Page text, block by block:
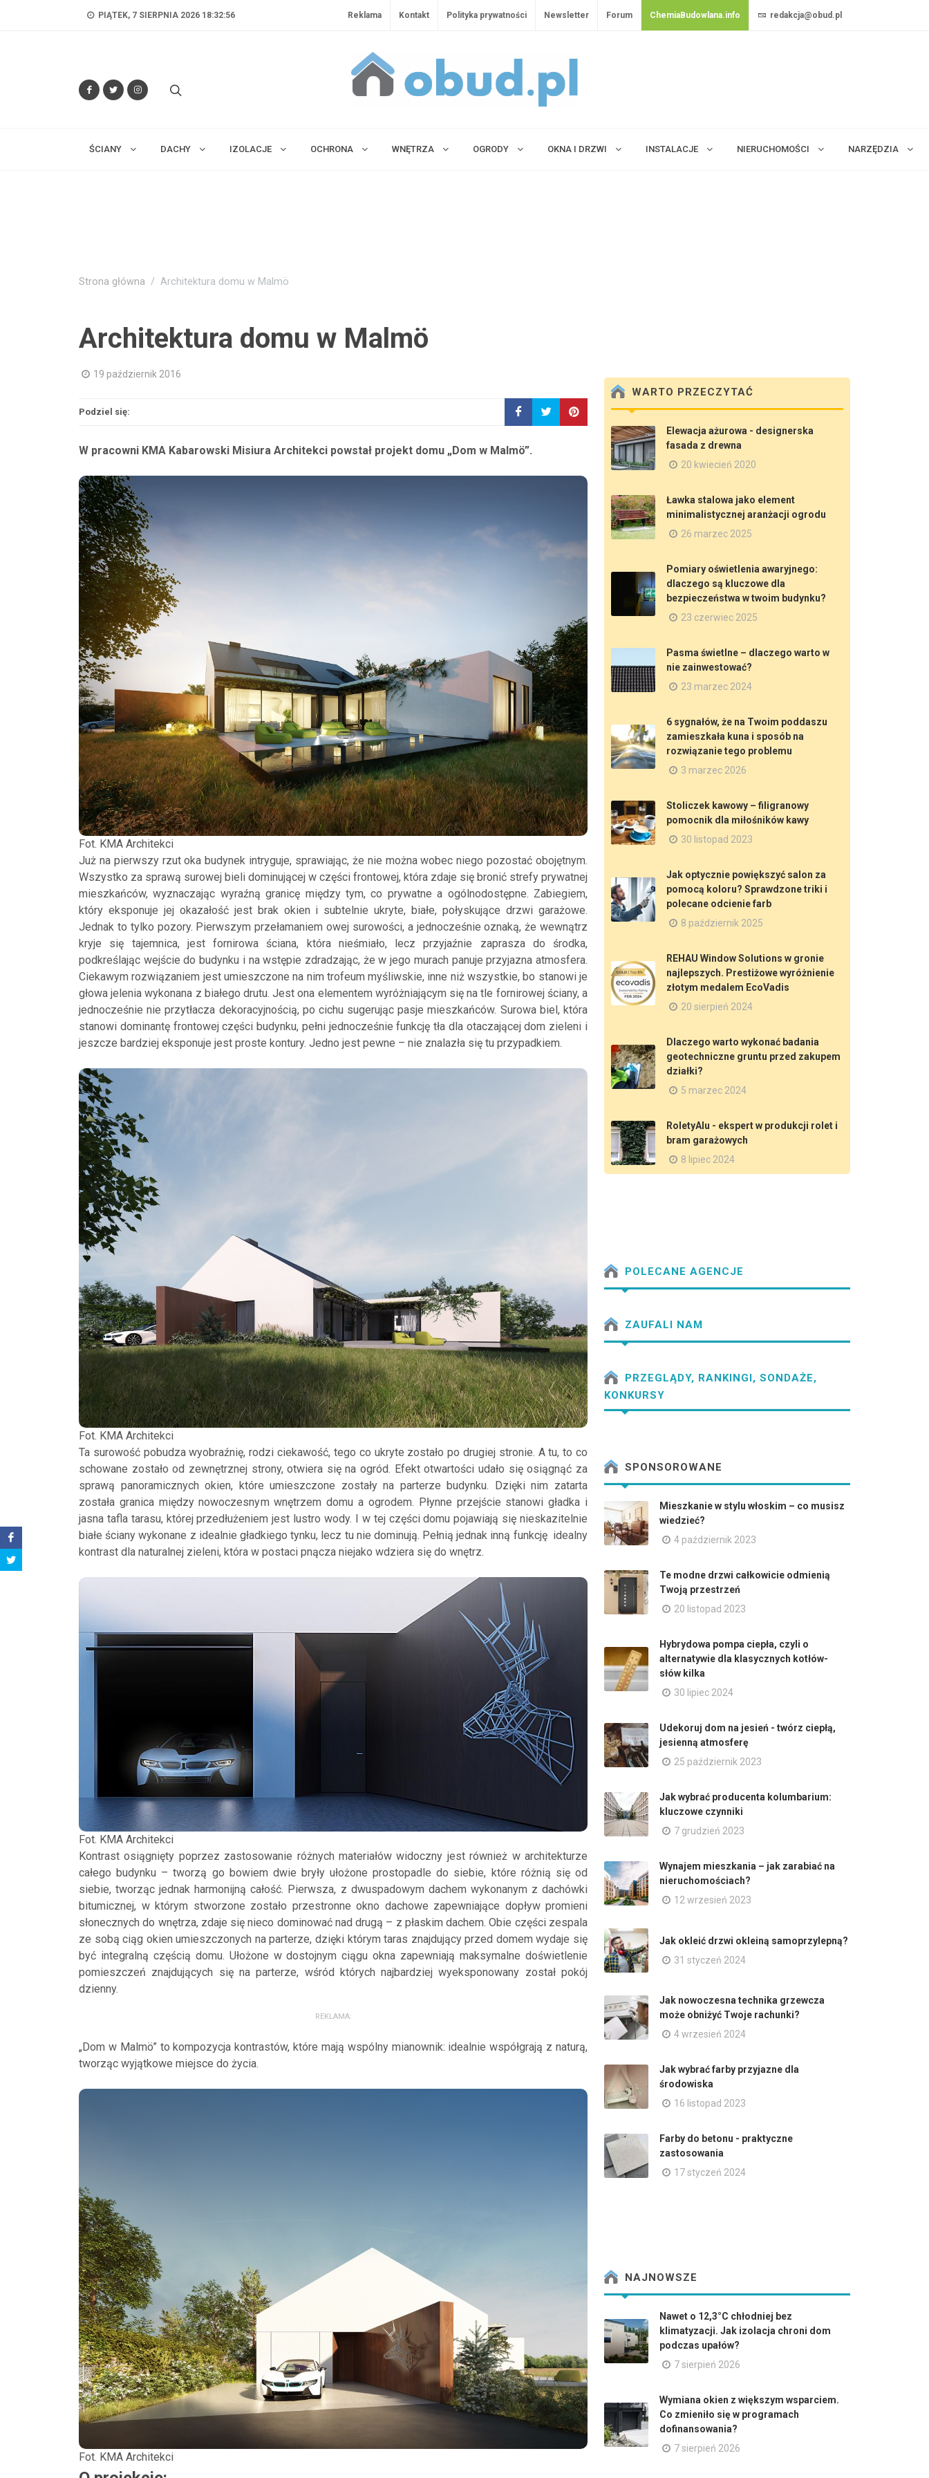
PIĄTEK, 7 SIERPNIA 2026 18:32:57 Reklama Kontakt Polityka prywatności Newsletter Forum ChemiaBudowlana.info redakcja@obud.pl
ŚCIANY DACHY IZOLACJE OCHRONA WNĘTRZA OGRODY OKNA I DRZWI INSTALACJE NIERUCHOMOŚCI NARZĘDZIA
Strona główna Architektura domu w Malmö
Architektura domu w Malmö
19 październik 2016
Podziel się:
W pracowni KMA Kabarowski Misiura Architekci powstał projekt domu „Dom w Malmö”.
Fot. KMA Architekci
Już na pierwszy rzut oka budynek intryguje, sprawiając, że nie można wobec niego pozostać obojętnym.
Wszystko za sprawą surowej bieli dominującej w części frontowej, która zdaje się bronić strefy prywatnej
mieszkańców, wyznaczając wyraźną granicę między tym, co prywatne a ogólnodostępne. Zabiegiem,
który eksponuje jej okazałość jest brak okien i subtelnie ukryte, białe, połyskujące drzwi garażowe.
Jednak to tylko pozory. Pierwszym przełamaniem owej surowości, a jednocześnie oznaką, że wewnątrz
kryje się tajemnica, jest fornirowa ściana, która nieśmiało, lecz przyjaźnie zaprasza do środka,
podkreślając wejście do budynku i na wstępie zdradzając, że w jego murach panuje przyjazna atmosfera.
Ciekawym rozwiązaniem jest umieszczone na nim trofeum myśliwskie, inne niż wszystkie, bo stanowi je
głowa jelenia wykonana z białego drutu. Jest ona elementem wyróżniającym się na tle fornirowej ściany, a
jednocześnie nie przytłacza dekoracyjnością, po cichu sugerując pasje mieszkańców. Surowa biel, która
stanowi dominantę frontowej części budynku, pełni jednocześnie funkcję tła dla otaczającej dom zieleni i
jeszcze bardziej eksponuje jest proste kontury. Jedno jest pewne – nie znalazła się tu przypadkiem.
Fot. KMA Architekci
Ta surowość pobudza wyobraźnię, rodzi ciekawość, tego co ukryte zostało po drugiej stronie. A tu, to co
schowane zostało od zewnętrznej strony, otwiera się na ogród. Efekt otwartości udało się osiągnąć za
sprawą panoramicznych okien, które umieszczone zostały na parterze budynku. Dzięki nim zatarta
została granica między nowoczesnym wnętrzem domu a ogrodem. Płynne przejście stanowi gładka i
jasna tafla tarasu, której przedłużeniem jest lustro wody. I w tej części domu pojawiają się nieskazitelnie
białe ściany wykonane z idealnie gładkiego tynku, lecz tu nie dominują. Pełnią jednak inną funkcję ­ idealny
kontrast dla naturalnej zieleni, która w postaci pnącza niejako wdziera się do wnętrz.
Fot. KMA Architekci
Kontrast osiągnięty poprzez zastosowanie różnych materiałów widoczny jest również w architekturze
całego budynku – tworzą go bowiem dwie bryły ułożone prostopadle do siebie, które różnią się od
siebie, tworząc jednak harmonijną całość. Pierwsza, z dwuspadowym dachem wykonanym z dachówki
bitumicznej, w którym stworzone zostało przestronne okno dachowe zapewniające dopływ promieni
słonecznych do wnętrza, zdaje się nieco dominować nad drugą – z płaskim dachem. Obie części zespala
ze sobą ciąg okien umieszczonych na parterze, dzięki którym taras znajdujący przed domem wydaje się
być integralną częścią domu. Ułożone w dostojnym ciągu okna zapewniają maksymalne doświetlenie
pomieszczeń znajdujących się na parterze, wśród których najbardziej wyeksponowany został pokój
dzienny.
REKLAMA:
„Dom w Malmö” to kompozycja kontrastów, które mają wspólny mianownik: idealnie współgrają z naturą,
tworząc wyjątkowe miejsce do życia.
Fot. KMA Architekci
WARTO PRZECZYTAĆ
Elewacja ażurowa - designerska
fasada z drewna
20 kwiecień 2020
Ławka stalowa jako element
minimalistycznej aranżacji ogrodu
26 marzec 2025
Pomiary oświetlenia awaryjnego:
dlaczego są kluczowe dla
bezpieczeństwa w twoim budynku?
23 czerwiec 2025
Pasma świetlne – dlaczego warto w
nie zainwestować?
23 marzec 2024
6 sygnałów, że na Twoim poddaszu
zamieszkała kuna i sposób na
rozwiązanie tego problemu
3 marzec 2026
Stoliczek kawowy – filigranowy
pomocnik dla miłośników kawy
30 listopad 2023
Jak optycznie powiększyć salon za
pomocą koloru? Sprawdzone triki i
polecane odcienie farb
8 październik 2025
REHAU Window Solutions w gronie
najlepszych. Prestiżowe wyróżnienie
złotym medalem EcoVadis
20 sierpień 2024
Dlaczego warto wykonać badania
geotechniczne gruntu przed zakupem
działki?
5 marzec 2024
RoletyAlu - ekspert w produkcji rolet i
bram garażowych
8 lipiec 2024
POLECANE AGENCJE
ZAUFALI NAM
PRZEGLĄDY, RANKINGI, SONDAŻE,
KONKURSY
SPONSOROWANE
Mieszkanie w stylu włoskim – co musisz
wiedzieć?
4 październik 2023
Te modne drzwi całkowicie odmienią
Twoją przestrzeń
20 listopad 2023
Hybrydowa pompa ciepła, czyli o
alternatywie dla klasycznych kotłów-
słów kilka
30 lipiec 2024
Udekoruj dom na jesień - twórz ciepłą,
jesienną atmosferę
25 październik 2023
Jak wybrać producenta kolumbarium:
kluczowe czynniki
7 grudzień 2023
Wynajem mieszkania – jak zarabiać na
nieruchomościach?
12 wrzesień 2023
Jak okleić drzwi okleiną samoprzylepną?
31 styczeń 2024
Jak nowoczesna technika grzewcza
może obniżyć Twoje rachunki?
4 wrzesień 2024
Jak wybrać farby przyjazne dla
środowiska
16 listopad 2023
Farby do betonu - praktyczne
zastosowania
17 styczeń 2024
NAJNOWSZE
Nawet o 12,3°C chłodniej bez
klimatyzacji. Jak izolacja chroni dom
podczas upałów?
7 sierpień 2026
Wymiana okien z większym wsparciem.
Co zmieniło się w programach
dofinansowania?
7 sierpień 2026